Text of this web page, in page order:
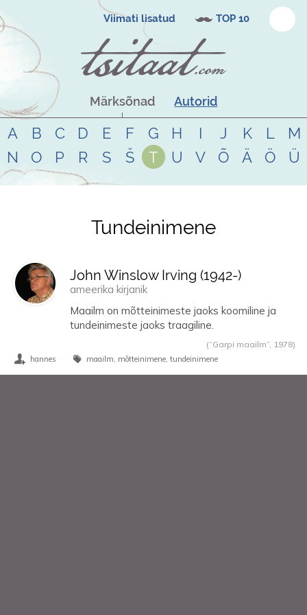
Viimati lisatud TOP 10
Märksõnad Autorid
A B C D E F G H I J K L
M
N
O P R S Š T U V Õ Ä Ö Ü
Tsitaadid teemaltundeinimene
Tundeinimene
John Winslow Irving (1942-)
ameerika kirjanik
Maailm on mõtteinimeste jaoks koomiline ja
tundeinimeste jaoks traagiline.
(“Garpi maailm”, 1978)
hannes maailm mõtteinimene tundeinimene